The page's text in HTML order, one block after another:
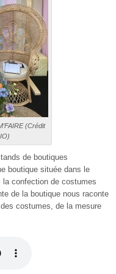
(Crédit
de boutiques
boutique située dans le
confection de costumes
de la boutique nous raconte
costumes, de la mesure